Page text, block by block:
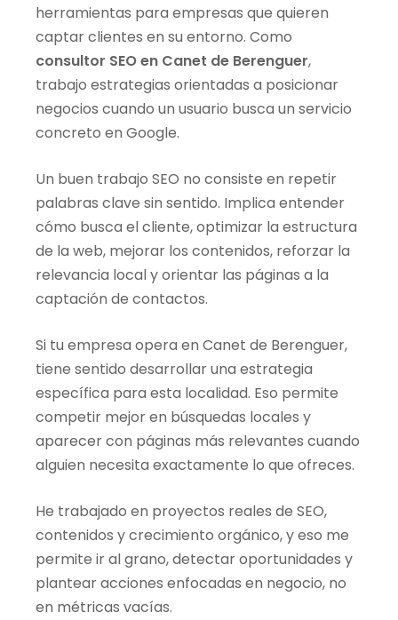
herramientas para empresas que quieren
captar clientes en su entorno. Como
consultor SEO en Canet de Berenguer,
trabajo estrategias orientadas a posicionar
negocios cuando un usuario busca un servicio
concreto en Google.
Un buen trabajo SEO no consiste en repetir
palabras clave sin sentido. Implica entender
cómo busca el cliente, optimizar la estructura
de la web, mejorar los contenidos, reforzar la
relevancia local y orientar las páginas a la
captación de contactos.
Si tu empresa opera en Canet de Berenguer,
tiene sentido desarrollar una estrategia
específica para esta localidad. Eso permite
competir mejor en búsquedas locales y
aparecer con páginas más relevantes cuando
alguien necesita exactamente lo que ofreces.
He trabajado en proyectos reales de SEO,
contenidos y crecimiento orgánico, y eso me
permite ir al grano, detectar oportunidades y
plantear acciones enfocadas en negocio, no
en métricas vacías.